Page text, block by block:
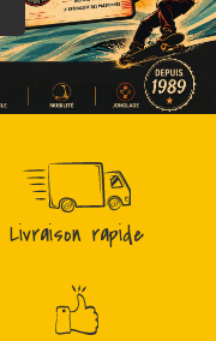
Livraison rapide